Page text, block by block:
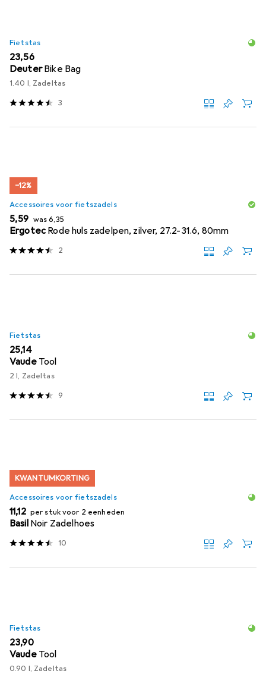
Fietstas
EUR
23,56
Deuter Bike Bag
1.40 l, Zadeltas
3
−12%
Accessoires voor fietszadels
EUR
5,59 wasEUR
6,35
ErgotecRode huls zadelpen, zilver, 27.2-31.6, 80mm
2
Fietstas
EUR
25,14
Vaude Tool
2 l, Zadeltas
9
KWANTUMKORTING
Accessoires voor fietszadels
EUR
11,12 per stuk voor 2 eenheden
Basil Noir Zadelhoes
10
Fietstas
EUR
23,90
Vaude Tool
0.90 l, Zadeltas